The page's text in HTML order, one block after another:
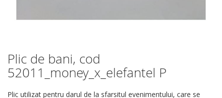
Plic de bani, cod
52011_money_x_elefantel P
Plic utilizat pentru darul de la sfarsitul evenimentului, care se
Skip
to
the
of